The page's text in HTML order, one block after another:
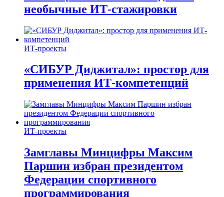
необычные ИТ‑стажировки
ИТ-проекты
«СИБУР Диджитал»: простор для
применения ИТ-компетенций
ИТ-проекты
Замглавы Минцифры Максим
Паршин избран президентом
Федерации спортивного
программирования